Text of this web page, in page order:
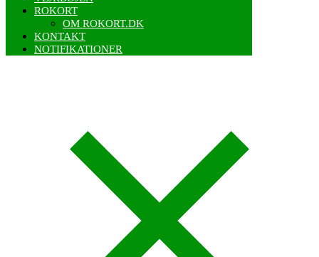
ROKORT
OM ROKORT.DK
KONTAKT
NOTIFIKATIONER